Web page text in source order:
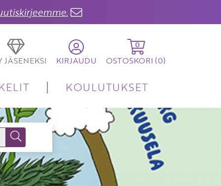
JÄSENEKSI KIRJAUDU
0
OSTOSKORI (0)
KOULUTUKSET